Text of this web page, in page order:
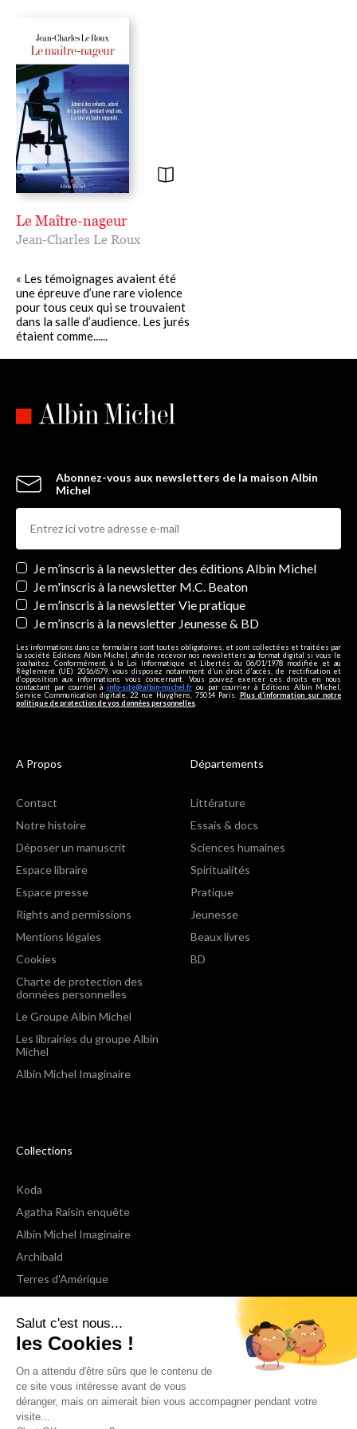
Salut c'est nous...
les Cookies !
On a attendu d'être sûrs que le contenu de
ce site vous intéresse avant de vous
déranger, mais on aimerait bien vous accompagner pendant votre
visite...
Le Maître-nageur
Jean-Charles Le Roux
« Les témoignages avaient été
une épreuve d’une rare violence
pour tous ceux qui se trouvaient
dans la salle d’audience. Les jurés
étaient comme......
Abonnez-vous aux newsletters de la maison Albin
Michel
Newsletters
Je m’inscris à la newsletter des éditions Albin Michel
Je m'inscris à la newsletter M.C. Beaton
Je m’inscris à la newsletter Vie pratique
Je m’inscris à la newsletter Jeunesse & BD
Les informations dans ce formulaire sont toutes obligatoires, et sont collectées et traitées par
la société Editions Albin Michel, afin de recevoir nos newsletters au format digital si vous le
souhaitez. Conformément à la Loi Informatique et Libertés du 06/01/1978 modifiée et au
Règlement (UE) 2016/679, vous disposez notamment d'un droit d'accès, de rectification et
d’opposition aux informations vous concernant. Vous pouvez exercer ces droits en nous
contactant par courriel à info-site@albin-michel.fr ou par courrier à Editions Albin Michel,
Service Communication digitale, 22 rue Huyghens, 75014 Paris. Plus d’information sur notre
politique de protection de vos données personnelles
A Propos
Contact
Notre histoire
Déposer un manuscrit
Espace libraire
Espace presse
Rights and permissions
Mentions légales
Cookies
Charte de protection des
données personnelles
Le Groupe Albin Michel
Les librairies du groupe Albin
Michel
Albin Michel Imaginaire
Départements
Littérature
Essais & docs
Sciences humaines
Spiritualités
Pratique
Jeunesse
Beaux livres
BD
Collections
Koda
Agatha Raisin enquête
Albin Michel Imaginaire
Archibald
Terres d'Amérique
Espaces Libres Poche
NOX
Wiz
Voir toutes les collections
Nous suivre